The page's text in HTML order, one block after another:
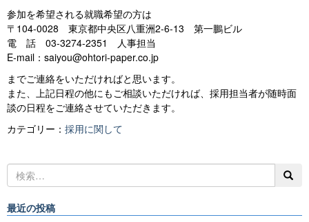
参加を希望される就職希望の方は
〒104-0028 東京都中央区八重洲2-6-13 第一鵬ビル
電 話 03-3274-2351 人事担当
E-mail：saiyou@ohtori-paper.co.jp
までご連絡をいただければと思います。
また、上記日程の他にもご相談いただければ、採用担当者が随時面
談の日程をご連絡させていただきます。
カテゴリー： 採用に関して
最近の投稿